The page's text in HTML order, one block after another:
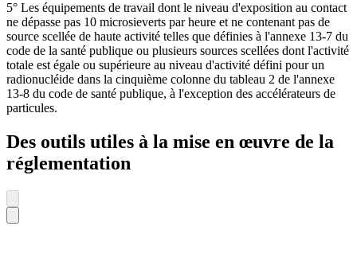
5° Les équipements de travail dont le niveau d'exposition au contact
ne dépasse pas 10 microsieverts par heure et ne contenant pas de
source scellée de haute activité telles que définies à l'annexe 13-7 du
code de la santé publique ou plusieurs sources scellées dont l'activité
totale est égale ou supérieure au niveau d'activité défini pour un
radionucléide dans la cinquième colonne du tableau 2 de l'annexe
13-8 du code de santé publique, à l'exception des accélérateurs de
particules.
Des outils utiles à la mise en œuvre de la
réglementation